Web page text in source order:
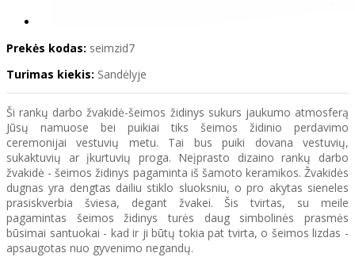
Prekės kodas: seimzid7
Turimas kiekis: Sandėlyje
Ši rankų darbo žvakidė-šeimos židinys sukurs jaukumo atmosferą
Jūsų namuose bei puikiai tiks šeimos židinio perdavimo
ceremonijai vestuvių metu. Tai bus puiki dovana vestuvių,
sukaktuvių ar įkurtuvių proga. Neįprasto dizaino rankų darbo
žvakidė - šeimos židinys pagaminta iš šamoto keramikos. Žvakidės
dugnas yra dengtas dailiu stiklo sluoksniu, o pro akytas sieneles
prasiskverbia šviesa, degant žvakei. Šis tvirtas, su meile
pagamintas šeimos židinys turės daug simbolinės prasmės
būsimai santuokai - kad ir ji būtų tokia pat tvirta, o šeimos lizdas -
apsaugotas nuo gyvenimo negandų.